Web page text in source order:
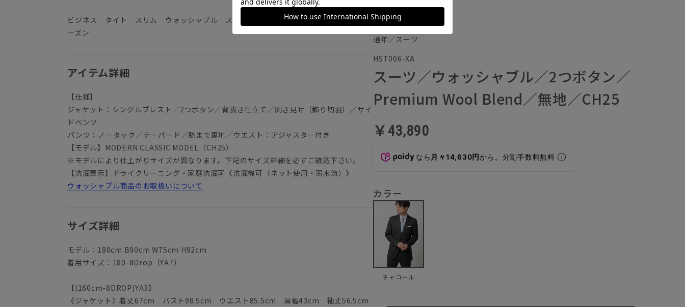
ビジネス タイト スリム ウォッシャブル ストレッチ アジャスター仕様 オールシ
ーズン
アイテム詳細
【仕様】
ジャケット：シングルブレスト／2つボタン／背抜き仕立て／開き見せ（飾り切羽）／サイ
ドベンツ
パンツ：ノータック／テーパード／膝まで裏地／ウエスト：アジャスター付き
【モデル】MODERN CLASSIC MODEL（CH25）
※モデルにより仕上がりサイズが異なります。下記のサイズ詳細を必ずご確認下さい。
【洗濯表示】ドライクリーニング・家庭洗濯可《洗濯機可（ネット使用・弱水流）》
ウォッシャブル商品のお取扱いについて
サイズ詳細
モデル：180cm B90cm W75cm H92cm
着用サイズ：180-8Drop（YA7）
【(160cm-8DROP)YA3】
《ジャケット》着丈67cm バスト98.5cm ウエスト85.5cm 肩幅43cm 袖丈56.5cm
通年／スーツ
HST006-XA
スーツ／ウォッシャブル／2つボタン／
Premium Wool Blend／無地／CH25
￥43,890
なら 月々14,630円から。分割手数料無料
カラー
チャコール